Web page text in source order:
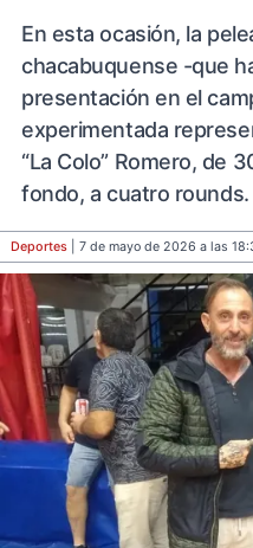
En esta ocasión, la
chacabuquense -que
presentación en el
experimentada
“La Colo” Romero, de
fondo, a cuatro rounds.
Deportes | 7 de mayo de 2026 a las